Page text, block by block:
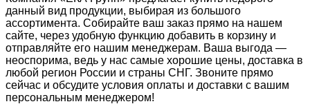
данный вид продукции, выбирая из большого
ассортимента. Собирайте ваш заказ прямо на нашем
сайте, через удобную функцию добавить в корзину и
отправляйте его нашим менеджерам. Ваша выгода —
неоспорима, ведь у нас самые хорошие цены, доставка в
любой регион России и страны СНГ. Звоните прямо
сейчас и обсудите условия оплаты и доставки с вашим
персональным менеджером!